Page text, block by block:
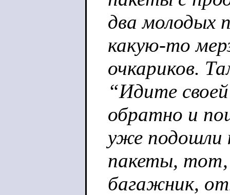
два молодых
какую-то
очкариков.
“Идите
обратно и
уже подошли
пакеты, тот,
багажник,